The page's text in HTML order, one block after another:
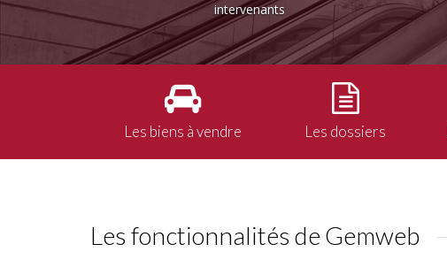
intervenants
Les biens à vendre Les dossiers
Les fonctionnalités de Gemweb